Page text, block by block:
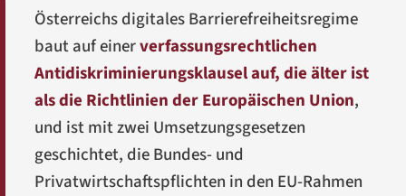
Österreichs digitales Barrierefreiheitsregime
baut auf einerverfassungsrechtlichen
Antidiskriminierungsklausel auf, die älter ist
als die Richtlinien der Europäischen Union,
und ist mit zwei Umsetzungsgesetzen
geschichtet, die Bundes- und
Privatwirtschaftspflichten in den EU-Rahmen